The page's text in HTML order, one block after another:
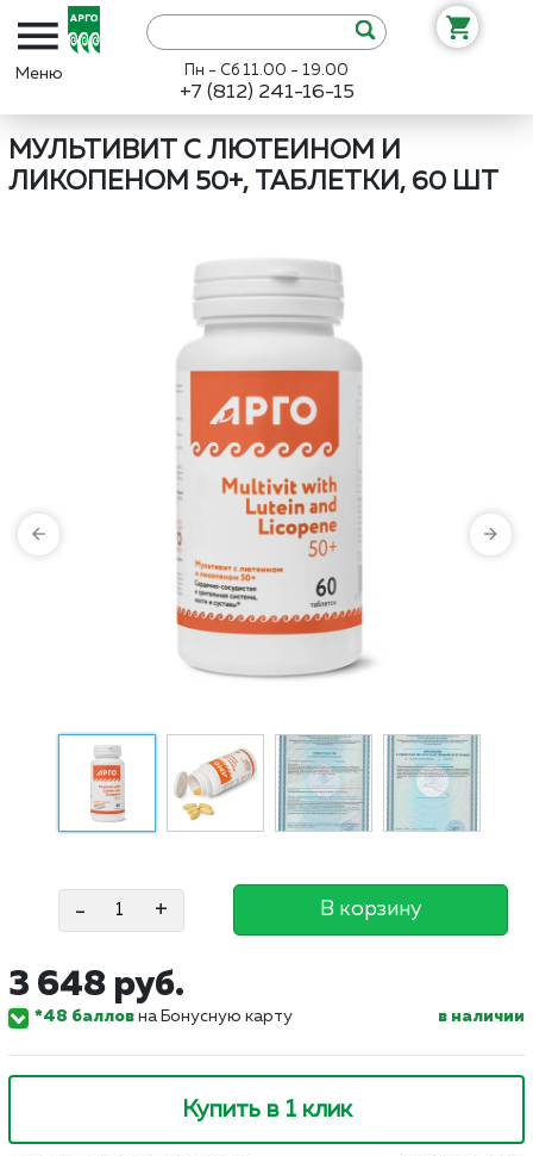
Пн - Сб 11.00 - 19.00
+7 (812) 241-16-15
МУЛЬТИВИТ С ЛЮТЕИНОМ И
ЛИКОПЕНОМ 50+, ТАБЛЕТКИ, 60 ШТ
- + В корзину
3 648 руб.
*48 баллов на Бонусную карту в наличии
Купить в 1 клик